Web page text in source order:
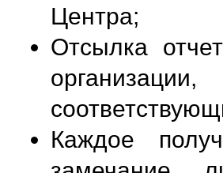
Центра;
Отсылка
Каждое